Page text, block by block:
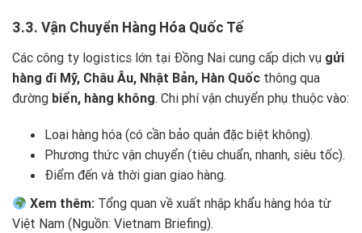
3.3. Vận Chuyển Hàng Hóa Quốc Tế
Các công ty logistics lớn tại Đồng Nai cung cấp dịch vụ gửi
hàng đi Mỹ, Châu Âu, Nhật Bản, Hàn Quốc thông qua
đường biển, hàng không. Chi phí vận chuyển phụ thuộc vào:
Loại hàng hóa (có cần bảo quản đặc biệt không).
Phương thức vận chuyển (tiêu chuẩn, nhanh, siêu tốc).
Điểm đến và thời gian giao hàng.
Xem thêm: Tổng quan về xuất nhập khẩu hàng hóa từ
Việt Nam (Nguồn: Vietnam Briefing).